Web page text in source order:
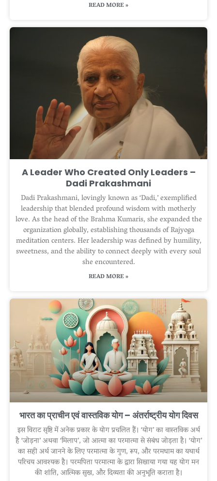
READ MORE »
A Leader Who Created Only Leaders –
Dadi Prakashmani
Dadi Prakashmani, lovingly known as ‘Dadi,’ exemplified
leadership that blended profound wisdom with motherly
love. As the head of the Brahma Kumaris, she expanded the
organization globally, establishing thousands of Rajyoga
meditation centers. Her leadership was defined by humility,
sweetness, and the ability to connect deeply with every soul
she encountered.
READ MORE »
भारत का प्राचीन एवं वास्तविक योग – अंतर्राष्ट्रीय योग दिवस
इस विराट सृष्टि में अनेक प्रकार के योग प्रचलित हैं। ‘योग’ का वास्तविक अर्थ
है ‘जोड़ना’ अथवा ‘मिलाप’, जो आत्मा का परमात्मा से संबंध जोड़ता है। ‘योग’
का सही अर्थ जानने के लिए परमात्मा के गुण, रूप, और परमधाम का यथार्थ
परिचय आवश्यक है। परमपिता परमात्मा के द्वारा सिखाया गया यह योग मन
की शांति, आत्मिक सुख, और दिव्यता की अनुभूति कराता है।